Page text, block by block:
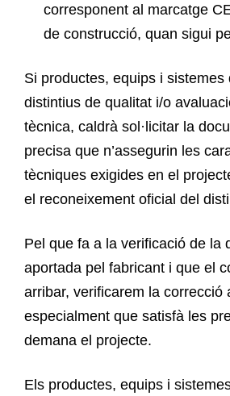
corresponent al marcatge
de construcció, quan sigui
Si productes, equips i sistemes
distintius de qualitat i/o
tècnica, caldrà sol·licitar la
precisa que n’assegurin les
tècniques exigides en el
el reconeixement oficial del
Pel que fa a la verificació de la
aportada pel fabricant i que el
arribar, verificarem la correcció
especialment que satisfà les
demana el projecte.
Els productes, equips i